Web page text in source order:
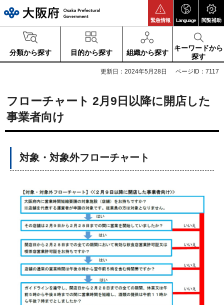
緊急情報 Language 閲覧補助
分類から探す 目的から探す 組織から探す
キーワードから
探す
更新日：2024年5月28日 ページID：7117
フローチャート 2月9日以降に開店した
事業者向け
対象・対象外フローチャート